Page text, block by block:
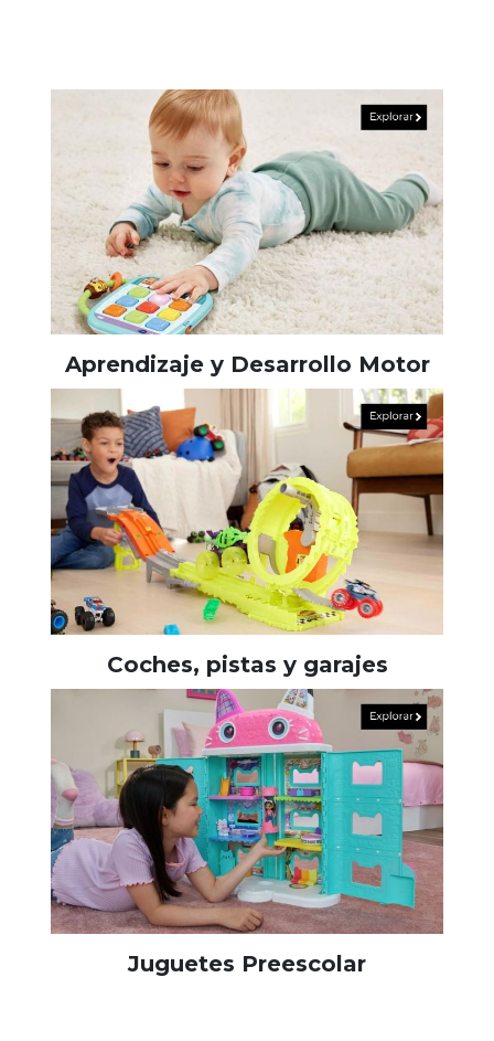
Aprendizaje y Desarrollo Motor
Coches, pistas y garajes
Juguetes Preescolar